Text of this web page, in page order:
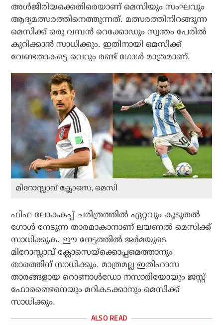
അള്‍ജീരിയക്കെതിരെയാണ് മെസിയും സംഘവും
ആദ്യമത്സരത്തിനെത്തുന്നത്. മത്സരത്തിനിറങ്ങുന്ന
മെസിക്ക് ഒരു വമ്പന്‍ റെക്കോഡും സ്വന്തം പേരില്‍
കുറിക്കാന്‍ സാധിക്കും. ഇതിനായി മെസിക്ക്
വേണ്ടതാകട്ടെ വെറും രണ്ട് ഗോള്‍ മാത്രമാണ്.
മിറോസ്ലാവ് ക്ലോസെ, മെസി
ഫിഫ ലോകകപ്പ് ചരിത്രത്തില്‍ ഏറ്റവും കൂടുതല്‍
ഗോള്‍ നേടുന്ന താരമാകാനാണ് ലയണല്‍ മെസിക്ക്
സാധിക്കുക. ഈ നേട്ടത്തില്‍ ജര്‍മയുടെ
മിറോസ്ലാവ് ക്ലോസെയ്ക്കൊപ്പമെത്താനും
താരത്തിന് സാധിക്കും. മാത്രമല്ല ഇതിഹാസ
താരങ്ങളായ റൊണാള്‍ഡോ നസാരിയോയും ജസ്റ്റ്
ഫോണ്ടൈനെയും മറികടക്കാനും മെസിക്ക്
സാധിക്കും.